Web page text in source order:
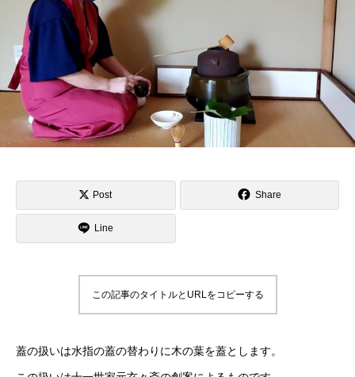
Post Share
Line
この記事のタイトルとURLをコピーする
蓋の扱いは水指の蓋の替わりに木の葉を蓋とします。